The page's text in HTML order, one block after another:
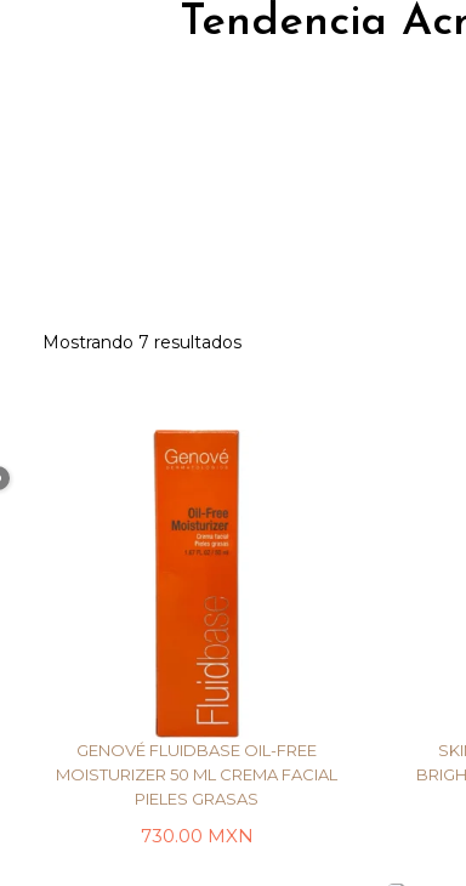
Tendencia
Mostrando 7 resultados
AÑADIR AL CARRITO
GENOVÉ FLUIDBASE OIL-FREE
MOISTURIZER 50 ML CREMA FACIAL
PIELES GRASAS
730.00 MXN